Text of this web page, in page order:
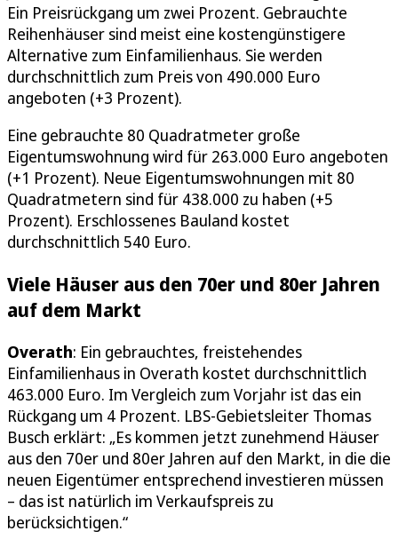
Ein Preisrückgang um zwei Prozent. Gebrauchte
Reihenhäuser sind meist eine kostengünstigere
Alternative zum Einfamilienhaus. Sie werden
durchschnittlich zum Preis von 490.000 Euro
angeboten (+3 Prozent).
Eine gebrauchte 80 Quadratmeter große
Eigentumswohnung wird für 263.000 Euro angeboten
(+1 Prozent). Neue Eigentumswohnungen mit 80
Quadratmetern sind für 438.000 zu haben (+5
Prozent). Erschlossenes Bauland kostet
durchschnittlich 540 Euro.
Viele Häuser aus den 70er und 80er Jahren
auf dem Markt
Overath: Ein gebrauchtes, freistehendes
Einfamilienhaus in Overath kostet durchschnittlich
463.000 Euro. Im Vergleich zum Vorjahr ist das ein
Rückgang um 4 Prozent. LBS-Gebietsleiter Thomas
Busch erklärt: „Es kommen jetzt zunehmend Häuser
aus den 70er und 80er Jahren auf den Markt, in die die
neuen Eigentümer entsprechend investieren müssen
– das ist natürlich im Verkaufspreis zu
berücksichtigen.“